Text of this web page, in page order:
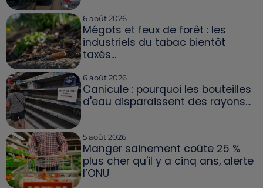
6 août 2026
Mégots et feux de forêt : les
industriels du tabac bientôt
taxés...
6 août 2026
Canicule : pourquoi les bouteilles
d'eau disparaissent des rayons...
5 août 2026
Manger sainement coûte 25 %
plus cher qu'il y a cinq ans, alerte
l’ONU